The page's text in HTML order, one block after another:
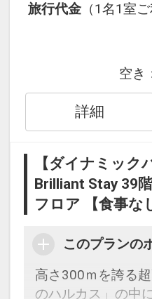
床から天井まで広
開放的でゆとりの
セパレートの洗い
は深めのバスタブ
ごゆっくりとお寛
けません。予めご
※北に面したお部
たお部屋がござい
の確約は出来かねま
○デラックスルー
38平米のゆったり
旅行代金 （1名1室
空き
詳細
【ダイナミッ
Brilliant Stay 39
フロア 【食事な
このプランの
高さ300ｍを誇る
のハルカス」の中